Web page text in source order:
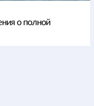
о полной